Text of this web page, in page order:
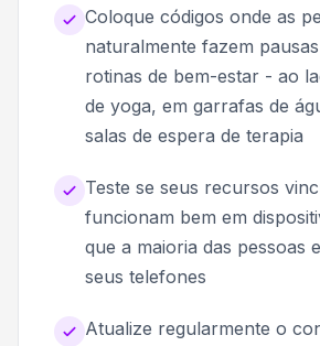
Coloque códigos onde as
naturalmente fazem
rotinas de bem-estar - ao
de yoga, em garrafas de
salas de espera de terapia
Teste se seus recursos
funcionam bem em
que a maioria das pessoas
seus telefones
Atualize regularmente o